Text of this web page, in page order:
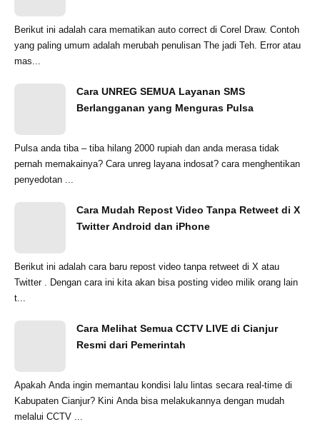
Berikut ini adalah cara mematikan auto correct di Corel Draw. Contoh
yang paling umum adalah merubah penulisan The jadi Teh. Error atau
mas...
Cara UNREG SEMUA Layanan SMS
Berlangganan yang Menguras Pulsa
Pulsa anda tiba – tiba hilang 2000 rupiah dan anda merasa tidak
pernah memakainya? Cara unreg layana indosat? cara menghentikan
penyedotan ...
Cara Mudah Repost Video Tanpa Retweet di X
Twitter Android dan iPhone
Berikut ini adalah cara baru repost video tanpa retweet di X atau
Twitter . Dengan cara ini kita akan bisa posting video milik orang lain
t...
Cara Melihat Semua CCTV LIVE di Cianjur
Resmi dari Pemerintah
Apakah Anda ingin memantau kondisi lalu lintas secara real-time di
Kabupaten Cianjur? Kini Anda bisa melakukannya dengan mudah
melalui CCTV ...